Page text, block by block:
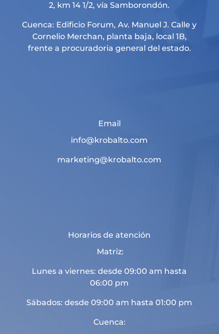
2, km 14 1/2, vía Samborondón.
Cuenca: Edificio Forum, Av. Manuel J. Calle y
Cornelio Merchan, planta baja, local 1B,
frente a procuradoria general del estado.
Email
info@krobalto.com
marketing@krobalto.com
Horarios de atención
Matriz:
Lunes a viernes: desde 09:00 am hasta
06:00 pm
Sábados: desde 09:00 am hasta 01:00 pm
Cuenca: